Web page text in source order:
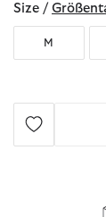
Size /
M